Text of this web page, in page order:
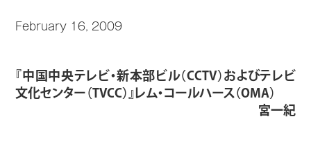
February 16, 2009
『中国中央テレビ・新本部ビル（CCTV）およびテレビ
文化センター（TVCC）』レム・コールハース（OMA）
宮一紀